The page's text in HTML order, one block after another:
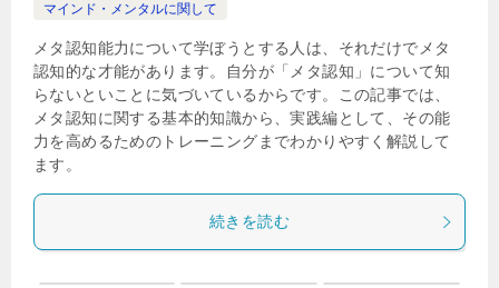
マインド・メンタルに関して
メタ認知能力について学ぼうとする人は、それだけでメタ
認知的な才能があります。自分が「メタ認知」について知
らないといことに気づいているからです。この記事では、
メタ認知に関する基本的知識から、実践編として、その能
力を高めるためのトレーニングまでわかりやすく解説して
ます。
続きを読む